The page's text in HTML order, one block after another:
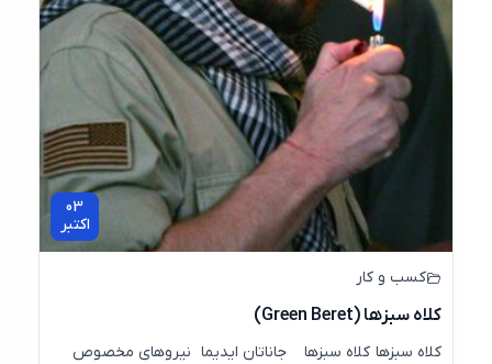
کسب و کار
کلاه سبزها (Green Beret)
کلاه سبزها کلاه سبزها جاناتان ایدیما نیروهای مخصوص